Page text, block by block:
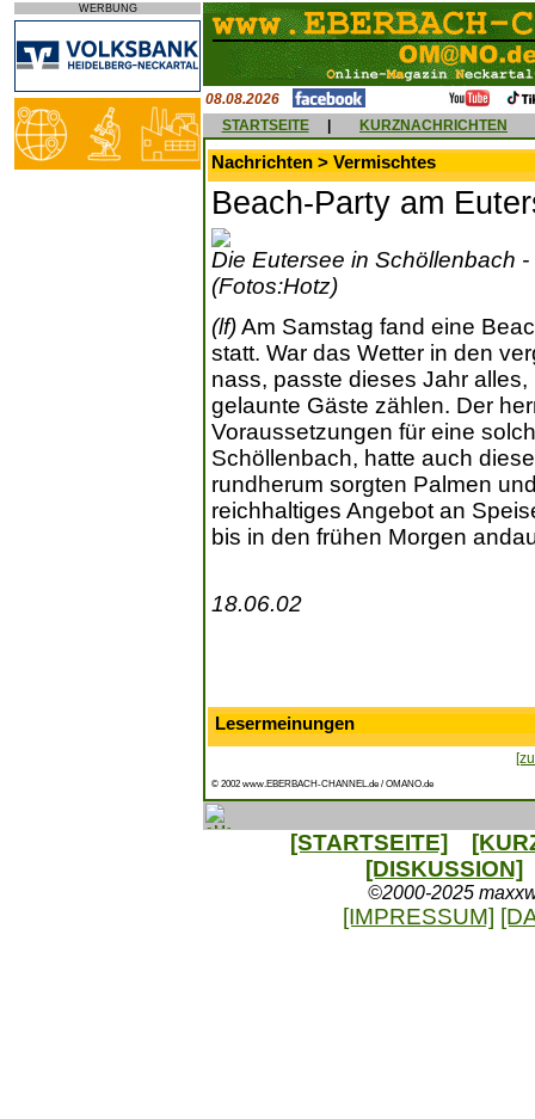
WERBUNG
08.08.2026
STARTSEITE
KURZNACHRICHTEN
Nachrichten > Vermischtes
Beach-Party am
Die Eutersee in Schöllenbach
(Fotos:Hotz)
(lf)Am Samstag fand eine
statt. War das Wetter in den
nass, passte dieses Jahr
gelaunte Gäste zählen. Der
Voraussetzungen für eine
Schöllenbach, hatte auch
rundherum sorgten Palmen
reichhaltiges Angebot an
bis in den frühen Morgen
18.06.02
Lesermeinungen
© 2002 www.EBERBACH-CHANNEL.de / OMANO.de
[STARTSEITE]
[DISKUSSION]
©2000-2025
[IMPRESSUM]